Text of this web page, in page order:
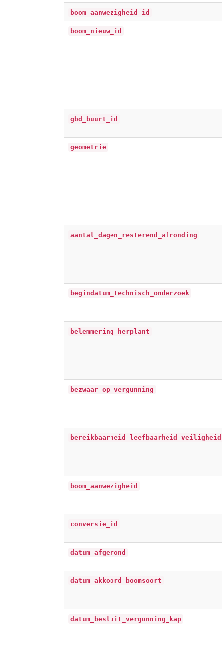
boom_aanwezigheid_id
boom_nieuw_id
gbd_buurt_id
geometrie
aantal_dagen_resterend_afronding
begindatum_technisch_onderzoek
belemmering_herplant
bezwaar_op_vergunning
boom_aanwezigheid
conversie_id
datum_afgerond
datum_akkoord_boomsoort
datum_besluit_vergunning_kap